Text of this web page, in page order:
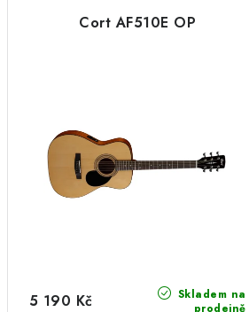
Cort AF510E OP
Skladem na
prodejně
5 190 Kč